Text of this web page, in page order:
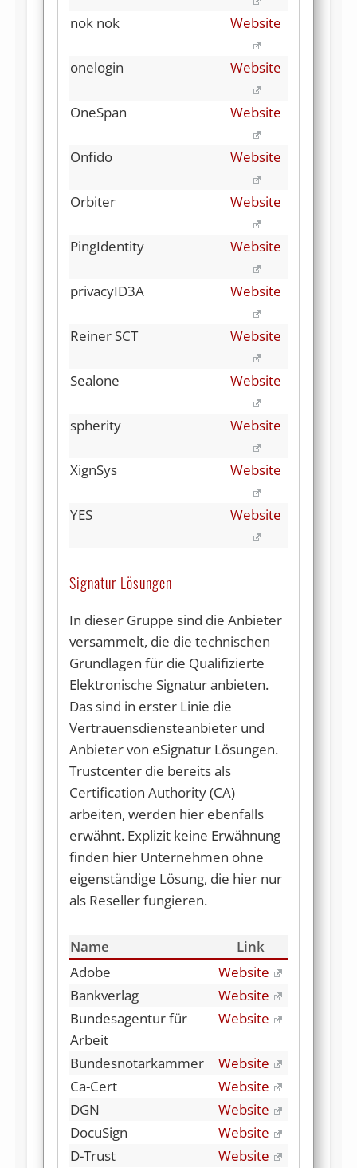
nok nok Website
onelogin Website
OneSpan Website
Onfido Website
Orbiter Website
PingIdentity Website
privacyID3A Website
Reiner SCT Website
Sealone Website
spherity Website
XignSys Website
YES Website
Signatur Lösungen
In dieser Gruppe sind die Anbieter
versammelt, die die technischen
Grundlagen für die Qualifizierte
Elektronische Signatur anbieten.
Das sind in erster Linie die
Vertrauensdiensteanbieter und
Anbieter von eSignatur Lösungen.
Trustcenter die bereits als
Certification Authority (CA)
arbeiten, werden hier ebenfalls
erwähnt. Explizit keine Erwähnung
finden hier Unternehmen ohne
eigenständige Lösung, die hier nur
als Reseller fungieren.
Name
Link
Adobe
Website
Bankverlag
Website
Bundesagentur für
Arbeit
Website
Bundesnotarkammer
Website
Ca-Cert
Website
DGN
Website
DocuSign
Website
D-Trust
Website